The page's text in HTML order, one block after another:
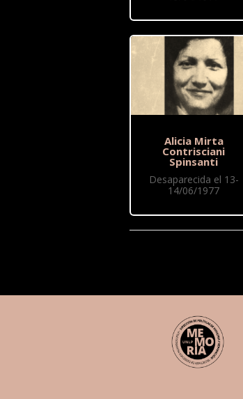
Alicia Mirta
Contrisciani
Spinsanti
Desaparecida el 13-
14/06/1977